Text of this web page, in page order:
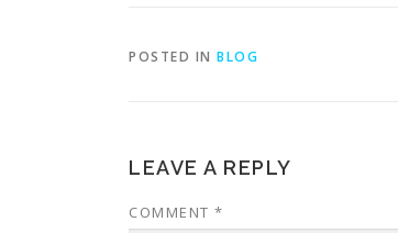
POSTED IN BLOG
LEAVE A REPLY
COMMENT *